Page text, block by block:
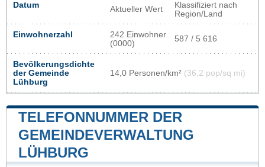
Datum Aktueller Wert
Klassifiziert nach
Region/Land
Einwohnerzahl
242 Einwohner
(0000)
587 / 5 616
Bevölkerungsdichte
der Gemeinde
Lühburg
14,0 Personen/km² (36,2 pop/sq mi)
TELEFONNUMMER DER
GEMEINDEVERWALTUNG
LÜHBURG